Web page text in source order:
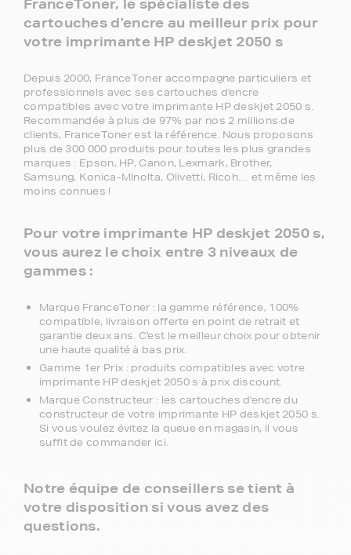
FranceToner, le spécialiste des
cartouches d'encre au meilleur prix pour
votre imprimante HP deskjet 2050 s
Depuis 2000, FranceToner accompagne particuliers et
professionnels avec ses cartouches d'encre
compatibles avec votre imprimante HP deskjet 2050 s.
Recommandée à plus de 97% par nos 2 millions de
clients, FranceToner est la référence. Nous proposons
plus de 300 000 produits pour toutes les plus grandes
marques : Epson, HP, Canon, Lexmark, Brother,
Samsung, Konica-MInolta, Olivetti, Ricoh.... et même les
moins connues !
Pour votre imprimante HP deskjet 2050 s,
vous aurez le choix entre 3 niveaux de
gammes :
Marque FranceToner : la gamme référence, 100%
compatible, livraison offerte en point de retrait et
garantie deux ans. C'est le meilleur choix pour obtenir
une haute qualité à bas prix.
Gamme 1er Prix : produits compatibles avec votre
imprimante HP deskjet 2050 s à prix discount.
Marque Constructeur : les cartouches d'encre du
constructeur de votre imprimante HP deskjet 2050 s.
Si vous voulez évitez la queue en magasin, il vous
suffit de commander ici.
Notre équipe de conseillers se tient à
votre disposition si vous avez des
questions.